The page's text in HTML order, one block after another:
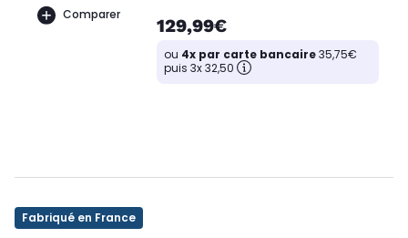
Comparer 129,99€
ou 4x par carte bancaire35,75€
puis 3x 32,50
Fabriqué en France